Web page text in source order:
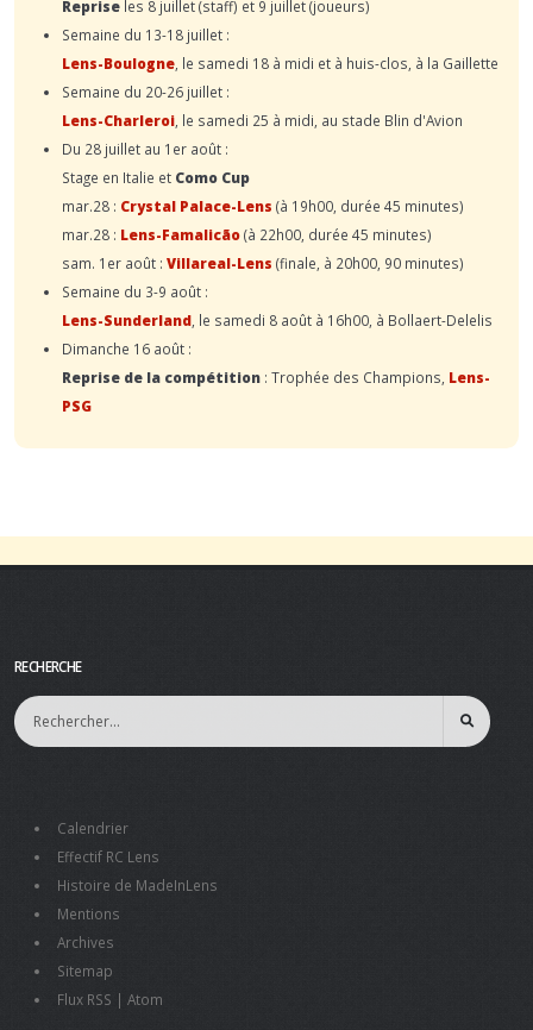
Reprise les 8 juillet (staff) et 9 juillet (joueurs)
Semaine du 13-18 juillet :
Lens-Boulogne , le samedi 18 à midi et à huis-clos, à la Gaillette
Semaine du 20-26 juillet :
Lens-Charleroi , le samedi 25 à midi, au stade Blin d'Avion
Du 28 juillet au 1er août :
Stage en Italie et Como Cup
mar.28 : Crystal Palace-Lens (à 19h00, durée 45 minutes)
mar.28 : Lens-Famalicão(à 22h00, durée 45 minutes)
sam. 1er août : Villareal-Lens (finale, à 20h00, 90 minutes)
Semaine du 3-9 août :
Lens-Sunderland , le samedi 8 août à 16h00, à Bollaert-Delelis
Dimanche 16 août :
Reprise de la compétition : Trophée des Champions, Lens-
PSG
RECHERCHE
Calendrier
Effectif RC Lens
Histoire de MadeInLens
Mentions
Archives
Sitemap
Flux RSS | Atom